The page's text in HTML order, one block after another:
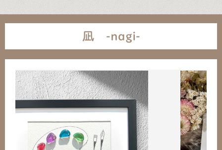
凪 -nagi-